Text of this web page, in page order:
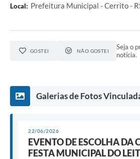
Local: Prefeitura Municipal - Cerrito -
GOSTEI NÃO GOSTEI
Seja o
notícia.
Galerias de Fotos
22/06/2026
EVENTO DE ESCOLHA DA
FESTA MUNICIPAL DO